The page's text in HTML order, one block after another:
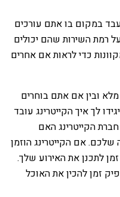
במקום בו אתם עורכים
רמת השירות שהם יכולים
כדי לראות אם אחרים
מלא ובין אם אתם בוחרים
לך איך הקייטרינג עובד
הקייטרינג האם
שלכם. אם הקייטרינג הוזמן
לתכנן את האירוע שלך.
זמן להכין את האוכל